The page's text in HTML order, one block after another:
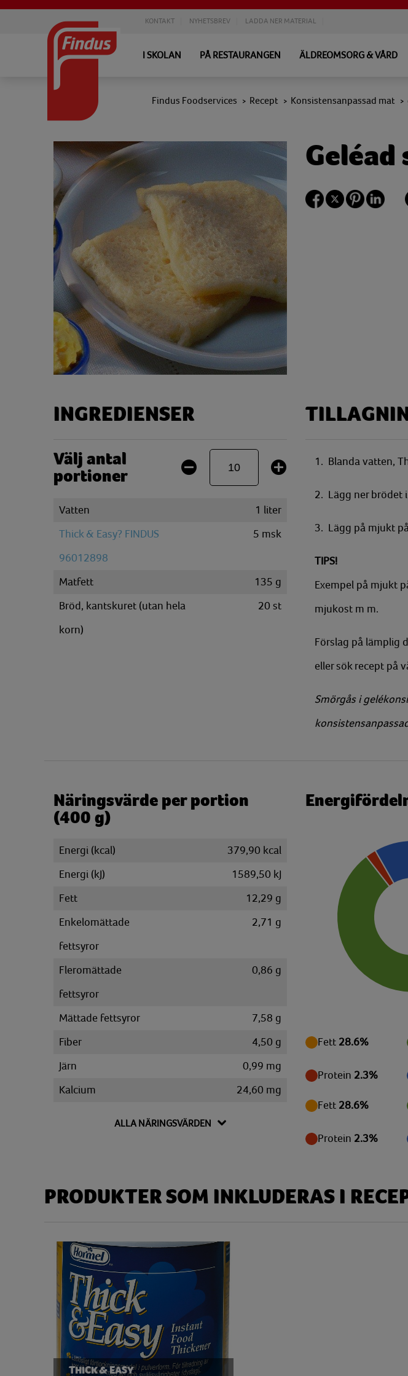
KONTAKT NYHETSBREV LADDA NER MATERIAL
I SKOLAN PÅ RESTAURANGEN ÄLDREOMSORG & VÅRD
Findus Foodservices > Recept > Konsistensanpassad mat >
Geléad
INGREDIENSER
Välj antal
portioner
Vatten 1 liter
Thick & Easy? FINDUS
96012898
5 msk
Matfett 135 g
Bröd, kantskuret (utan hela
korn)
20 st
1. Blanda vatten,
2. Lägg ner brödet
3. Lägg på mjukt
TIPS!
Exempel på mjukt
mjukost m m.
Förslag på lämplig
eller sök recept på
Smörgås i
Näringsvärde per portion
(400 g)
Energi (kcal)
379,90 kcal
Energi (kJ)
1589,50 kJ
Fett
12,29 g
Enkelomättade
fettsyror
2,71 g
Fleromättade
fettsyror
0,86 g
Mättade fettsyror
7,58 g
Fiber
4,50 g
Järn
0,99 mg
Kalcium
24,60 mg
Magnesium
Natrium
Niacin
Protein
Riboflavin
ALLA NÄRINGSVÄRDEN
Fett 28.6%
Protein 2.3%
Fett 28.6%
Protein 2.3%
PRODUKTER SOM INKLUDERAS I
THICK & EASY